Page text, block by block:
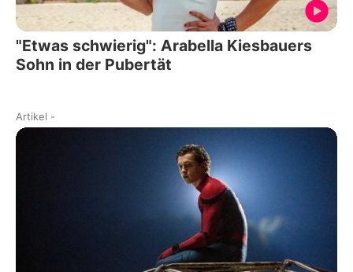
"Etwas schwierig": Arabella Kiesbauers
Sohn in der Pubertät
Artikel -